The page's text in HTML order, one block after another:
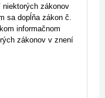
zákonov
sa dopĺňa zákon č.
informačnom
zákonov v znení